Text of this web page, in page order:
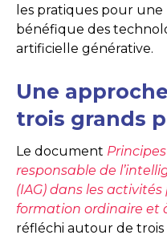
les pratiques pour
bénéfique des
artificielle générative.
Une
trois grands
Le document
responsable de
(IAG) dans les
formation ordinaire et
réfléchi autour de